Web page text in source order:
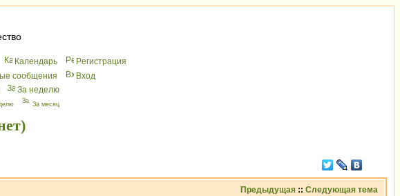
Календарь
Peгиcтрaция
сообщения
Вхoд
За неделю
За месяц
Предыдущая :: Следующая тема